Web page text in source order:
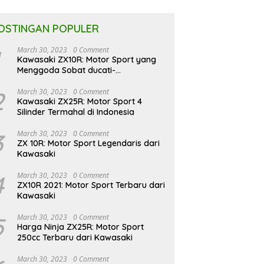
POPULER
March 30, 2023 0 Comment
Kawasaki ZX10R: Motor Sport yang
Menggoda Sobat ducati-
March 30, 2023 0 Comment
Kawasaki ZX25R: Motor Sport 4
Silinder Termahal di Indonesia
March 30, 2023 0 Comment
ZX 10R: Motor Sport Legendaris dari
Kawasaki
March 30, 2023 0 Comment
ZX10R 2021: Motor Sport Terbaru dari
Kawasaki
March 30, 2023 0 Comment
Harga Ninja ZX25R: Motor Sport
250cc Terbaru dari Kawasaki
March 30, 2023 0 Comment